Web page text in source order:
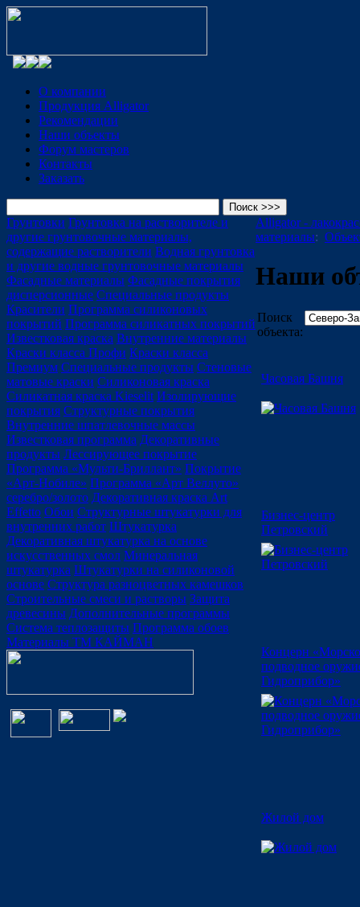
О компании
Продукция Alligator
Рекомендации
Наши объекты
Форум мастеров
Контакты
Заказать
Грунтовки Грунтовка на растворителе и
другие грунтовочные материалы,
содержащие растворители Водная грунтовка
и другие водные грунтовочные материалы
Фасадные материалы Фасадные покрытия
дисперсионные Специальные продукты
Красители Программа силиконовых
покрытий Программа силикатных покрытий
Известковая краска Внутренние материалы
Краски класса Профи Краски класса
Премиум Специальные продукты Стеновые
матовые краски Силиконовая краска
Силикатная краска Kieselit Изолирующие
покрытия Структурные покрытия
Внутренние шпатлевочные массы
Известковая программа Декоративные
продукты Лессирующее покрытие
Программа «Мульти-Бриллант» Покрытие
«Арт-Нобиле» Программа «Арт Веллуто»
серебро/золото Декоративная краска Art
Effetto Обои Структурные штукатурки для
внутренних работ Штукатурка
Декоративная штукатурка на основе
искусственных смол Минеральная
штукатурка Штукатурки на силиконовой
основе Структура разноцветных камешков
Строительные смеси и растворы Защита
древесины Дополнительные программы
Система теплозащиты Программа обоев
Материалы ТМ КАЙМАН
Alligator -
материалы:
Наши
Поиск
объекта:
Часовая Башня
Бизнес-центр
Петровский
Концерн
подводное
Гидроприбор»
Жилой дом